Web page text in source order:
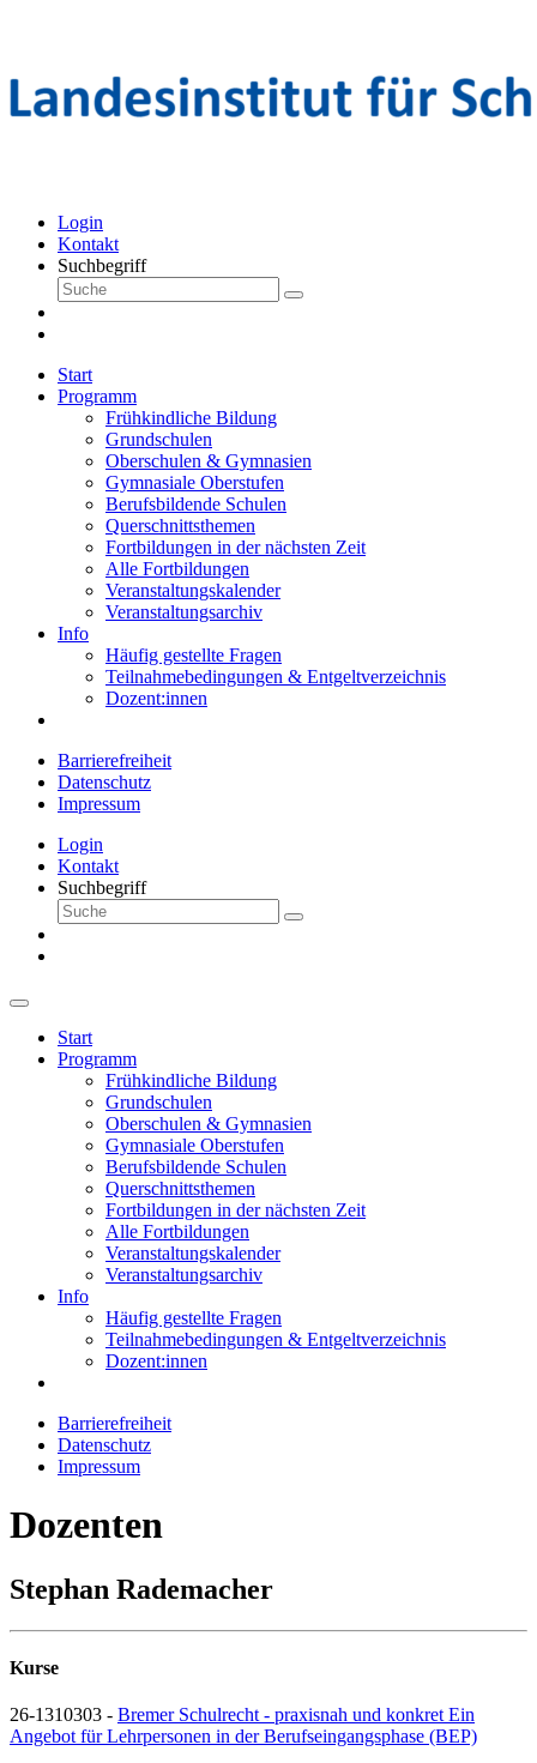
Login
Kontakt
Suchbegriff
Start
Programm
Frühkindliche Bildung
Grundschulen
Oberschulen & Gymnasien
Gymnasiale Oberstufen
Berufsbildende Schulen
Querschnittsthemen
Fortbildungen in der nächsten Zeit
Alle Fortbildungen
Veranstaltungskalender
Veranstaltungsarchiv
Info
Häufig gestellte Fragen
Teilnahmebedingungen & Entgeltverzeichnis
Dozent:innen
Barrierefreiheit
Datenschutz
Impressum
Login
Kontakt
Suchbegriff
Start
Programm
Frühkindliche Bildung
Grundschulen
Oberschulen & Gymnasien
Gymnasiale Oberstufen
Berufsbildende Schulen
Querschnittsthemen
Fortbildungen in der nächsten Zeit
Alle Fortbildungen
Veranstaltungskalender
Veranstaltungsarchiv
Info
Häufig gestellte Fragen
Teilnahmebedingungen & Entgeltverzeichnis
Dozent:innen
Barrierefreiheit
Datenschutz
Impressum
Dozenten
Stephan Rademacher
Kurse
26-1310303 - Bremer Schulrecht - praxisnah und konkret Ein
Angebot für Lehrpersonen in der Berufseingangsphase (BEP)